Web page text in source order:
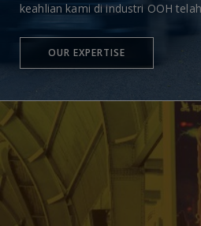
keahlian kami di industri OOH
OUR EXPERTISE